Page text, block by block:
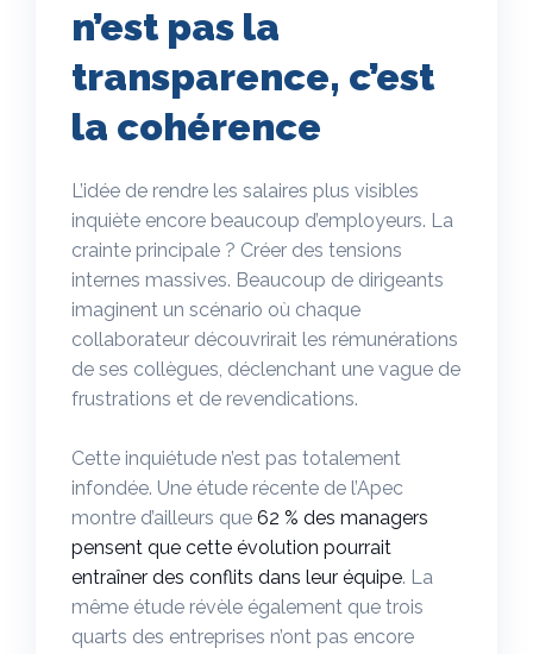
n’est pas la
transparence, c’est
la cohérence
L’idée de rendre les salaires plus visibles
inquiète encore beaucoup d’employeurs. La
crainte principale ? Créer des tensions
internes massives. Beaucoup de dirigeants
imaginent un scénario où chaque
collaborateur découvrirait les rémunérations
de ses collègues, déclenchant une vague de
frustrations et de revendications.
Cette inquiétude n’est pas totalement
infondée. Une étude récente de l’Apec
montre d’ailleurs que 62 % des managers
pensent que cette évolution pourrait
entraîner des conflits dans leur équipe. La
même étude révèle également que trois
quarts des entreprises n’ont pas encore